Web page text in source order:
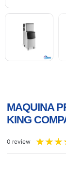
MAQUINA
KING
0 review ★★★